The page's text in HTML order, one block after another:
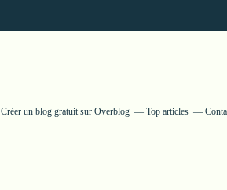
Créer un blog gratuit sur Overblog Top articles